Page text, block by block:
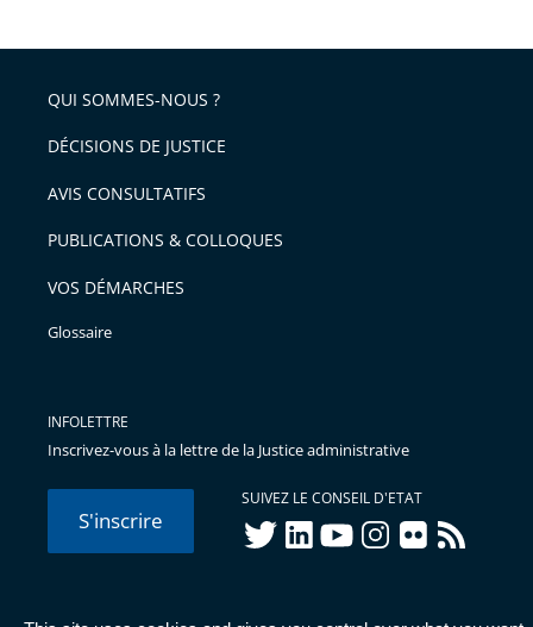
QUI SOMMES-NOUS ?
DÉCISIONS DE JUSTICE
AVIS CONSULTATIFS
PUBLICATIONS & COLLOQUES
VOS DÉMARCHES
Glossaire
INFOLETTRE
Inscrivez-vous à la lettre de la Justice administrative
S'inscrire
SUIVEZ LE CONSEIL D'ETAT
twitterlinkedInyoutubeinstagram
flickr rss